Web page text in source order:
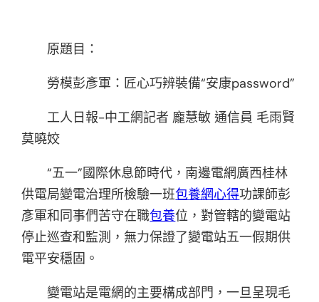
原題目：
勞模彭彥軍：匠心巧辨裝備“安康password”
工人日報-中工網記者 龐慧敏 通信員 毛雨賢
莫曉姣
“五一”國際休息節時代，南邊電網廣西桂林
供電局變電治理所檢驗一班包養網心得功課師彭
彥軍和同事們苦守在職包養位，對管轄的變電站
停止巡查和監測，無力保證了變電站五一假期供
電平安穩固。
變電站是電網的主要構成部門，一旦呈現毛